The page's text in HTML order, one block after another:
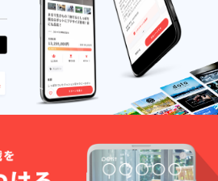
します。
件を抱え
る声優様
しが多す
多いため
オ収録
完結させ